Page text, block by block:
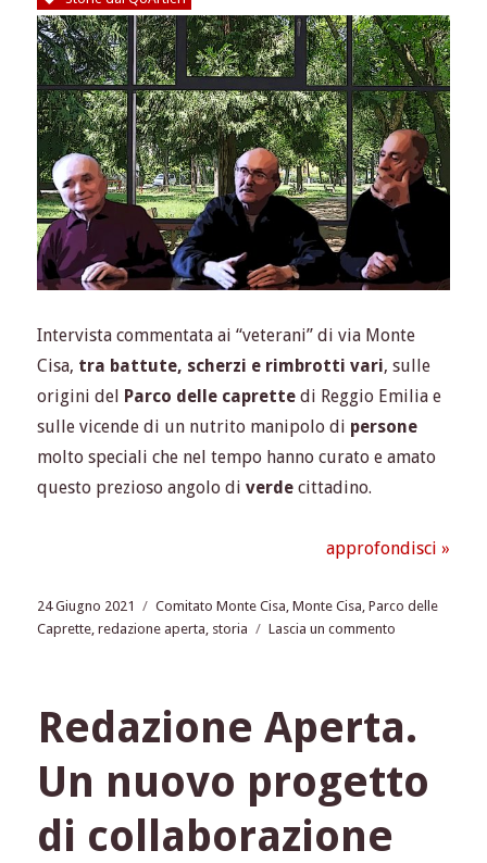
Intervista commentata ai “veterani” di via Monte
Cisa, tra battute, scherzi e rimbrotti vari, sulle
origini del Parco delle caprette di Reggio Emilia e
sulle vicende di un nutrito manipolo di persone
molto speciali che nel tempo hanno curato e amato
questo prezioso angolo diverde cittadino.
approfondisci »
Pubblicato
il
24 Giugno 2021 Tag
Comitato Monte Cisa ,Monte Cisa ,Parco delle
Caprette ,redazione aperta storia Lascia un commento
Parco”.
I
veterani
di
Redazione Aperta.
Un nuovo progetto
di collaborazione